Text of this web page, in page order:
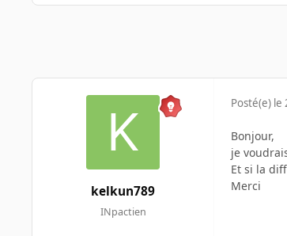
kelkun789
INpactien
Posté(e) le
Bonjour,
je
Et si la
Merci